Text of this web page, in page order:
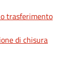
trasferimento
di chisura